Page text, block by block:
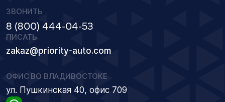
ЗВОНИТЬ
8 (800) 444-04-53
ПИСАТЬ
zakaz@priority-auto.com
ОФИС ВО ВЛАДИВОСТОКЕ
ул. Пушкинская 40, офис 709